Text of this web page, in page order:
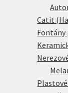
Catit
Fontány